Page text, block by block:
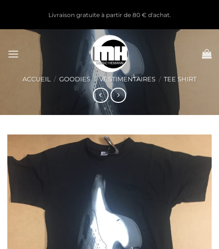
contenu
Livraison gratuite à partir de 80 € d'achat.
ACCUEIL / GOODIES / VESTIMENTAIRES / TEE SHIRT